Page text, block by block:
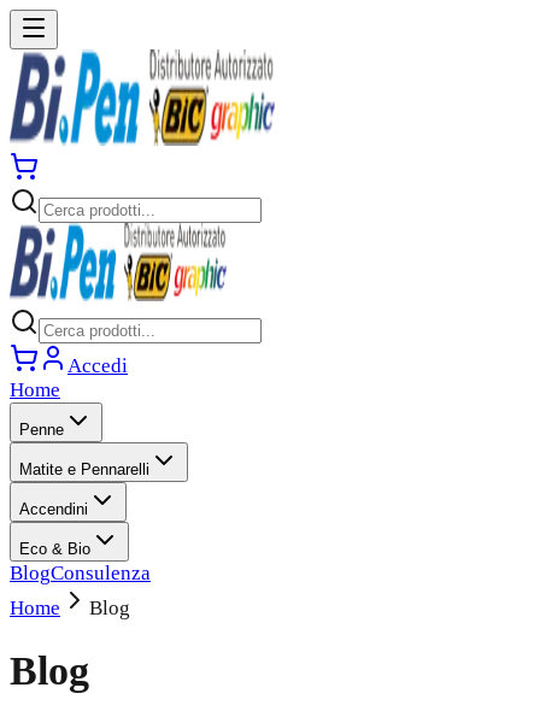
Accedi
Home
Penne
Matite e Pennarelli
Accendini
Eco & Bio
BlogConsulenza
Home
Blog
Blog